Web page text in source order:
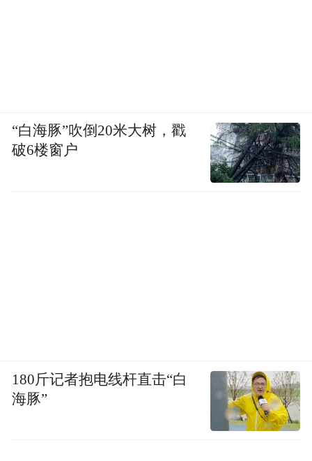
“白海豚”吹倒20米大树，戳
破6楼窗户
180斤记者抱电线杆直击“白
海豚”